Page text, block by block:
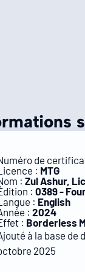
de
: MTG
:Zul Ashur,
:0389 -
: English
:2024
: Borderless
à la base de
2025